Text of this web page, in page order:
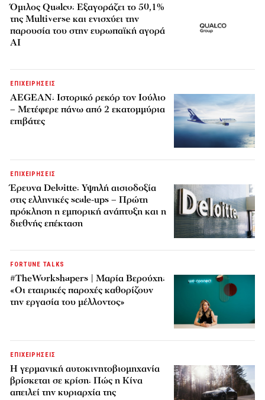
Όμιλος Qualco: Εξαγοράζει το 50,1%
της Multiverse και ενισχύει την
παρουσία του στην ευρωπαϊκή αγορά
AI
ΕΠΙΧΕΙΡΗΣΕΙΣ
AEGEAN: Ιστορικό ρεκόρ τον Ιούλιο
– Μετέφερε πάνω από 2 εκατομμύρια
επιβάτες
ΕΠΙΧΕΙΡΗΣΕΙΣ
Έρευνα Deloitte: Υψηλή αισιοδοξία
στις ελληνικές scale-ups – Πρώτη
πρόκληση η εμπορική ανάπτυξη και η
διεθνής επέκταση
FORTUNE TALKS
#TheWorkshapers | Μαρία Βερούχη:
«Οι εταιρικές παροχές καθορίζουν
την εργασία του μέλλοντος»
ΕΠΙΧΕΙΡΗΣΕΙΣ
Η γερμανική αυτοκινητοβιομηχανία
βρίσκεται σε κρίση: Πώς η Κίνα
απειλεί την κυριαρχία της